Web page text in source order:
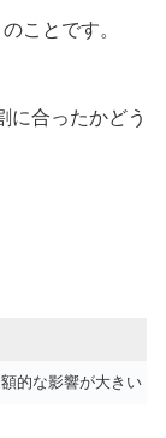
ことです。
に合ったかどう
的な影響が大きい